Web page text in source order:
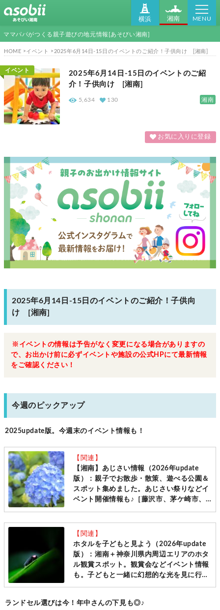
横浜 湘南 MENU
ママパパがつくる親子遊びの地元情報[あそびい湘南]
HOME イベント 2025年6月14日-15日のイベントのご紹介！子供向け [湘南]
イベント
2025年6月14日-15日のイベントのご紹
介！子供向け [湘南]
湘南
5,634 130
お気に入りに登録
2025年6月14日-15日のイベントのご紹介！子供向
け [湘南]
※イベントの情報は予告がなく変更になる場合がありますの
で、お出かけ前に必ずイベントや施設の公式HPにて最新情報
をご確認ください！
今週のピックアップ
2025update版。今週末のイベント情報も！
【関連】
【湘南】あじさい情報（2026年update
版）：親子でお散歩・散策、遊べる公園＆
スポット集めました。あじさい祭りなどイ
ベント開催情報も♪［藤沢市、茅ケ崎市、
【関連】
ホタルを子どもと見よう（2026年update
版）：湘南＋神奈川県内周辺エリアのホタ
ル観賞スポット。観賞会などイベント情報
も。子どもと一緒に幻想的な光を見に行こ
座間市、相模原市、稲城市 ]
ランドセル選びは今！年中さんの下見も◎♪